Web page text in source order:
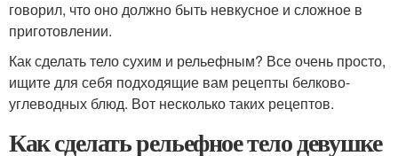
говорил, что оно должно быть невкусное и сложное в
приготовлении.
Как сделать тело сухим и рельефным? Все очень просто,
ищите для себя подходящие вам рецепты белково-
углеводных блюд. Вот несколько таких рецептов.
Как сделать рельефное тело девушке